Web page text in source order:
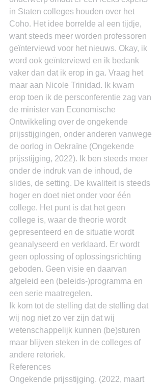
in Staten colleges houden over het
Coho. Het idee borrelde al een tijdje,
want steeds meer worden professoren
geïnterviewd voor het nieuws. Okay, ik
word ook geïnterviewd en ik bedank
vaker dan dat ik erop in ga. Vraag het
maar aan Nicole Trinidad. Ik kwam
erop toen ik de persconferentie zag van
de minister van Economische
Ontwikkeling over de ongekende
prijsstijgingen, onder anderen vanwege
de oorlog in Oekraïne (Ongekende
prijsstijging, 2022). Ik ben steeds meer
onder de indruk van de inhoud, de
slides, de setting. De kwaliteit is steeds
hoger en doet niet onder voor één
college. Het punt is dat het geen
college is, waar de theorie wordt
gepresenteerd en de situatie wordt
geanalyseerd en verklaard. Er wordt
geen oplossing of oplossingsrichting
geboden. Geen visie en daarvan
afgeleid een (beleids-)programma en
een serie maatregelen.
Ik kom tot de stelling dat de stelling dat
wij nog niet zo ver zijn dat wij
wetenschappelijk kunnen (be)sturen
maar blijven steken in de colleges of
andere retoriek.
References
Ongekende prijsstijging. (2022, maart